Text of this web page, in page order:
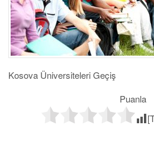
Kosova Üniversiteleri Geçiş
Puanla